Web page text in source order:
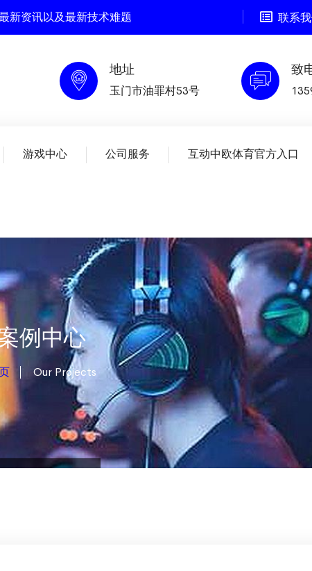
新资讯以及最新技术难题 联系
地址
玉门市油罪村53号
致
游戏中心 公司服务 互动中欧体育官方入口
例中心
Our Projects